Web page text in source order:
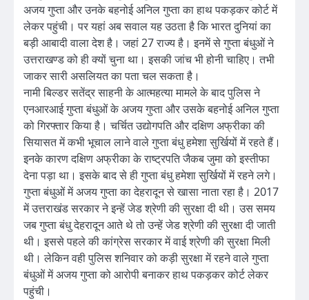
अजय गुप्ता और उनके बहनोई अनिल गुप्ता का हाथ पकड़कर कोर्ट में
लेकर पहुंची। पर यहां अब सवाल यह उठता है कि भारत दुनियां का
बड़ी आबादी वाला देश है। जहां 27 राज्य है। इनमें से गुप्ता बंधुओं ने
उत्तराखण्ड को ही क्यों चुना था। इसकी जांच भी होनी चाहिए। तभी
जाकर सारी असलियत का पता चल सकता है।
नामी बिल्डर सतेंद्र साहनी के आत्महत्या मामले के बाद पुलिस ने
एनआरआई गुप्ता बंधुओं के अजय गुप्ता और उसके बहनोई अनिल गुप्ता
को गिरफ्तार किया है। चर्चित उद्योगपति और दक्षिण अफ्रीका की
सियासत में कभी भूचाल लाने वाले गुप्ता बंधु हमेशा सुर्खियों में रहते हैं।
इनके कारण दक्षिण अफ्रीका के राष्ट्रपति जैकब जुमा को इस्तीफा
देना पड़ा था। इसके बाद से ही गुप्ता बंधु हमेशा सुर्खियों में रहने लगे।
गुप्ता बंधुओं में अजय गुप्ता का देहरादून से खासा नाता रहा है। 2017
में उत्तराखंड सरकार ने इन्हें जेड श्रेणी की सुरक्षा दी थी। उस समय
जब गुप्ता बंधु देहरादून आते थे तो उन्हें जेड श्रेणी की सुरक्षा दी जाती
थी। इससे पहले की कांग्रेस सरकार में वाई श्रेणी की सुरक्षा मिली
थी। लेकिन वही पुलिस शनिवार को कड़ी सुरक्षा में रहने वाले गुप्ता
बंधुओं में अजय गुप्ता को आरोपी बनाकर हाथ पकड़कर कोर्ट लेकर
पहुंची।